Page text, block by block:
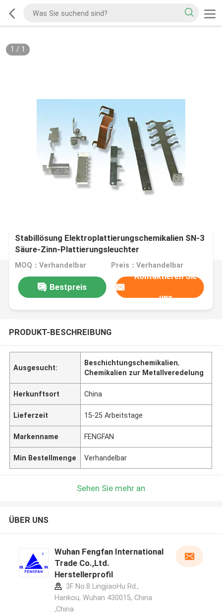
1 / 1
Stabillösung Elektroplattierungschemikalien SN-3
Säure-Zinn-Plattierungsleuchter
MOQ：Verhandelbar Preis：Verhandelbar
Bestpreis
Kontaktieren Sie
uns
PRODUKT-BESCHREIBUNG
Ausgesucht:
Beschichtungschemikalien,
Chemikalien zur Metallveredelung
Herkunftsort China
Lieferzeit 15-25 Arbeitstage
Markenname FENGFAN
Min Bestellmenge Verhandelbar
Sehen Sie mehr an
ÜBER UNS
Wuhan Fengfan International
Trade Co.,Ltd.
Herstellerprofil
3F No.8 LingjiaoHu Rd.,
Hankou, Wuhan 430015, China
,China